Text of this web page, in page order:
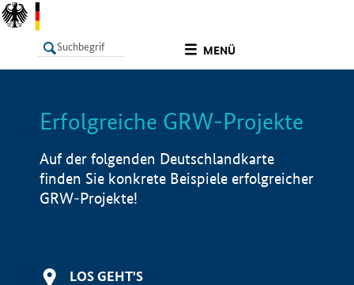
MENÜ
LISTE Info
Erfolgreiche GRW-Projekte
Auf der folgenden Deutschlandkarte
finden Sie konkrete Beispiele erfolgreicher
GRW-Projekte!
LOS GEHT'S